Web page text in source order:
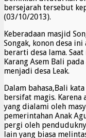
bersejarah tersebut
(03/10/2013).
Keberadaan masjid
Songak, konon desa
berarti desa lama.
Karang Asem Bali
menjadi desa Leak.
Dalam bahasa,Bali
bersifat magis. Karena
yang dialami oleh
pemerintahan Anak
pergi oleh
lain yang biasa